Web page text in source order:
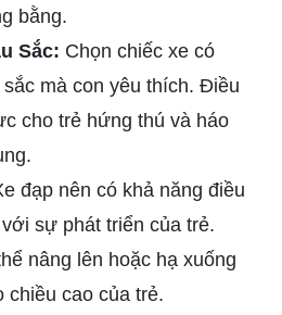
bằng.
Sắc: Chọn chiếc xe có
mà con yêu thích. Điều
cho trẻ hứng thú và háo
đạp nên có khả năng điều
sự phát triển của trẻ.
nâng lên hoặc hạ xuống
chiều cao của trẻ.